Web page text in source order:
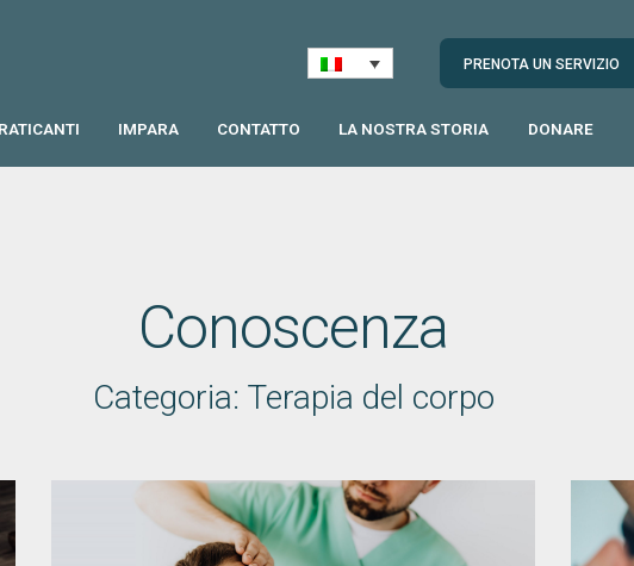
PRENOTA UN SERVIZIO
IMPARA CONTATTO LA NOSTRA STORIA DONARE
Conoscenza
Categoria: Terapia del corpo